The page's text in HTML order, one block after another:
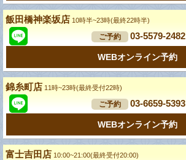
飯田橋神楽坂店 10時半~23時(最終22時半)
ご予約 03-5579-2482
WEBオンライン予約
錦糸町店 11時~23時(最終受付22時)
ご予約 03-6659-5393
WEBオンライン予約
富士吉田店 10:00~21:00(最終受付20:00)